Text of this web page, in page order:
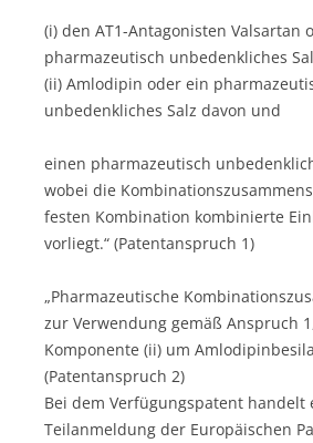
(i) den AT1-Antagonisten Valsartan
pharmazeutisch unbedenkliches
(ii) Amlodipin oder ein
unbedenkliches Salz davon und
einen pharmazeutisch
wobei die
festen Kombination kombinierte
vorliegt.“ (Patentanspruch 1)
„Pharmazeutische
zur Verwendung gemäß Anspruch
Komponente (ii) um
(Patentanspruch 2)
Bei dem Verfügungspatent handelt
Teilanmeldung der Europäischen